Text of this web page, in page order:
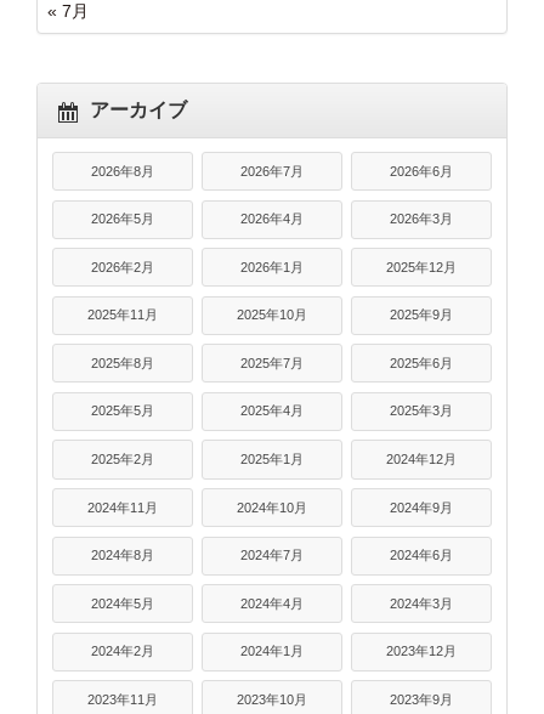
« 7月
アーカイブ
2026年8月 2026年7月 2026年6月
2026年5月 2026年4月 2026年3月
2026年2月 2026年1月 2025年12月
2025年11月 2025年10月 2025年9月
2025年8月 2025年7月 2025年6月
2025年5月 2025年4月 2025年3月
2025年2月 2025年1月 2024年12月
2024年11月 2024年10月 2024年9月
2024年8月 2024年7月 2024年6月
2024年5月 2024年4月 2024年3月
2024年2月 2024年1月 2023年12月
2023年11月 2023年10月 2023年9月